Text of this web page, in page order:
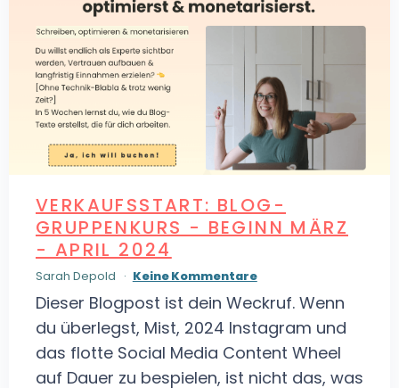
VERKAUFSSTART: BLOG-
GRUPPENKURS - BEGINN MÄRZ
- APRIL 2024
Sarah Depold Keine Kommentare
Dieser Blogpost ist dein Weckruf. Wenn
du überlegst, Mist, 2024 Instagram und
das flotte Social Media Content Wheel
auf Dauer zu bespielen, ist nicht das, was